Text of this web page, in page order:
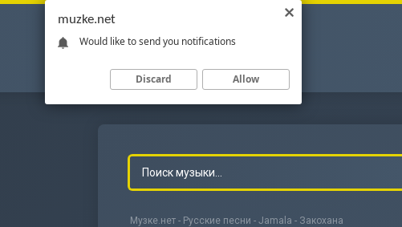
Музке.нет - Русские песни - Jamala - Закохана
muzke.net
Would like to send you notifications
Discard Allow